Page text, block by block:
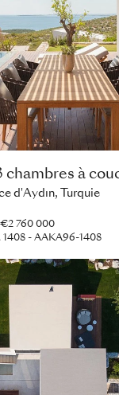
chambres à
d'Aydın, Turquie
€2 760 000
1408 - AAKA96-1408